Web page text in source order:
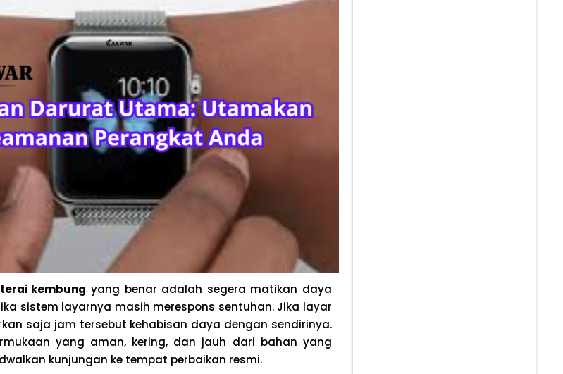
kembung yang benar adalah segera matikan daya
sistem layarnya masih merespons sentuhan. Jika layar
saja jam tersebut kehabisan daya dengan sendirinya.
yang aman, kering, dan jauh dari bahan yang
kunjungan ke tempat perbaikan resmi.